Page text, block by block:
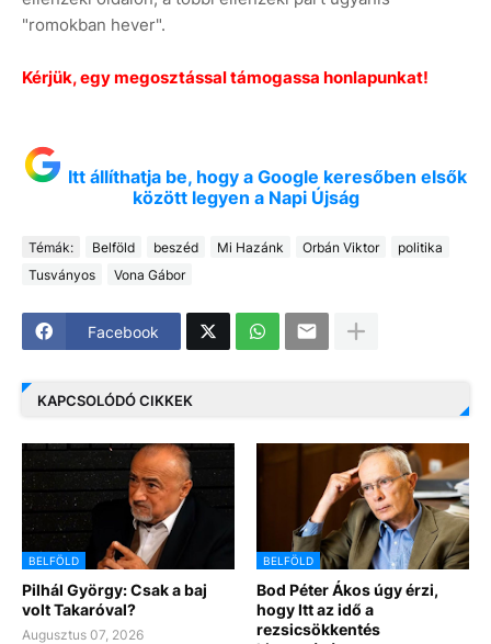
"romokban hever".
Kérjük, egy megosztással támogassa honlapunkat!
Itt állíthatja be, hogy a Google keresőben elsők
között legyen a Napi Újság
Témák: Belföld beszéd Mi Hazánk Orbán Viktor
politika
Tusványos
Vona Gábor
Facebook
KAPCSOLÓDÓ CIKKEK
BELFÖLD
Pilhál György: Csak a baj
volt Takaróval?
Augusztus 07, 2026
BELFÖLD
Bod Péter Ákos úgy érzi,
hogy Itt az idő a
rezsicsökkentés